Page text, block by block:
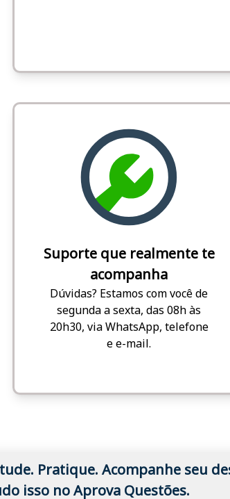
Suporte que realmente te
acompanha
Dúvidas? Estamos com você de
segunda a sexta, das 08h às
20h30, via WhatsApp, telefone
e e-mail.
Pratique. Acompanhe seu
isso no Aprova Questões.